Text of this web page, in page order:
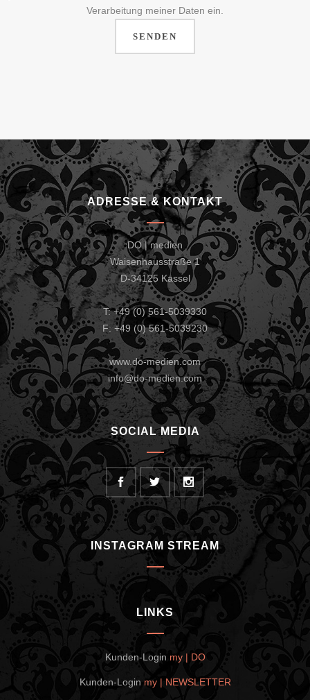
Verarbeitung meiner Daten ein.
ADRESSE & KONTAKT
DO | medien
Waisenhausstraße 1
D-34125 Kassel
T: +49 (0) 561-5039330
F: +49 (0) 561-5039230
www.do-medien.com
info@do-medien.com
SOCIAL MEDIA
INSTAGRAM STREAM
LINKS
Kunden-Login my | DO
Kunden-Login my | NEWSLETTER